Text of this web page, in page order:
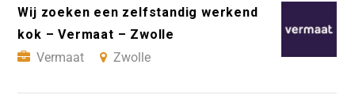
Wij zoeken een zelfstandig werkend
kok – Vermaat – Zwolle
Vermaat
Zwolle